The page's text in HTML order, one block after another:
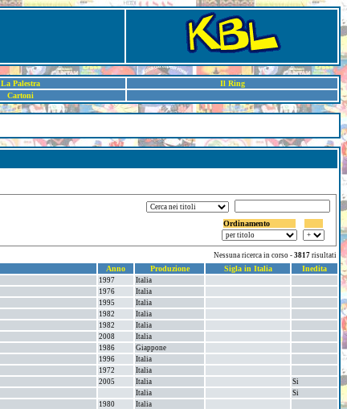
La Palestra
Il Ring
Cartoni
Ordinamento
Nessuna ricerca in corso - 3817 risultati
Anno Produzione Sigla in Italia Inedita
1997
Italia
1976
Italia
1995
Italia
1982
Italia
1982
Italia
2008
Italia
1986
Giappone
1996
Italia
1972
Italia
2005 Italia
Si
Italia
Si
1980
Italia